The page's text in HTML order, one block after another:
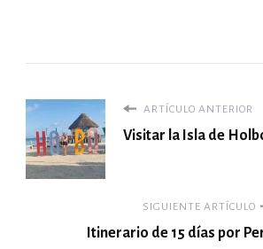
ARTÍCULO ANTERIOR
Visitar la Isla de
SIGUIENTE ARTÍCULO
Itinerario de 15 días por